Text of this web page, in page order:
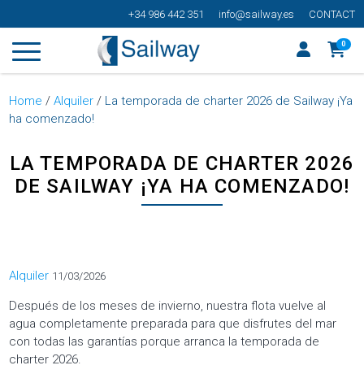
+34 986 442 351 info@sailway.es CONTACT
0
Home /Alquiler / La temporada de charter 2026 de Sailway ¡Ya
ha comenzado!
LA TEMPORADA DE CHARTER 2026
DE SAILWAY ¡YA HA COMENZADO!
Categorías
Alquiler 11/03/2026
Después de los meses de invierno, nuestra flota vuelve al
agua completamente preparada para que disfrutes del mar
con todas las garantías porque arranca la temporada de
charter 2026.